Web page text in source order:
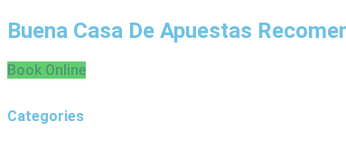
Buena Casa De Apuestas
Book Online
Categories